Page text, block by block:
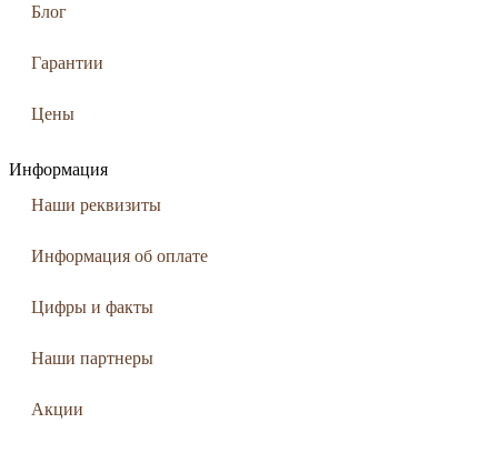
Блог
Гарантии
Цены
Информация
Наши реквизиты
Информация об оплате
Цифры и факты
Наши партнеры
Акции